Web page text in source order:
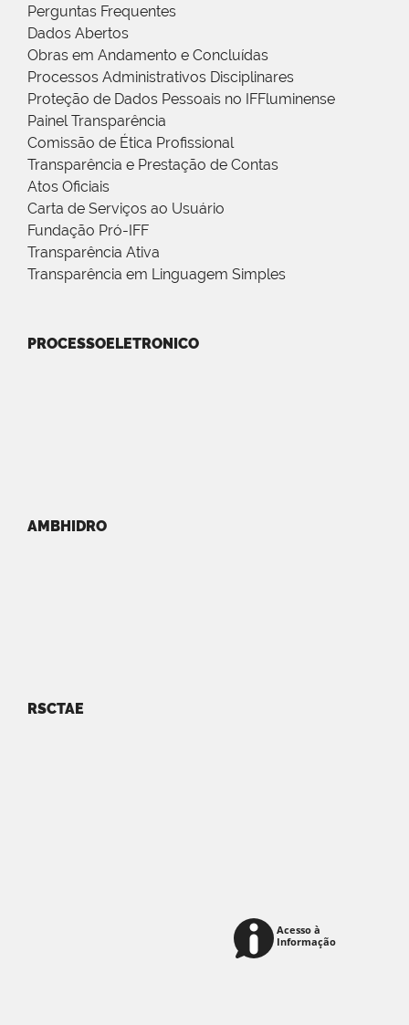
Perguntas Frequentes
Dados Abertos
Obras em Andamento e Concluídas
Processos Administrativos Disciplinares
Proteção de Dados Pessoais no IFFluminense
Painel Transparência
Comissão de Ética Profissional
Transparência e Prestação de Contas
Atos Oficiais
Carta de Serviços ao Usuário
Fundação Pró-IFF
Transparência Ativa
Transparência em Linguagem Simples
PROCESSOELETRONICO
AMBHIDRO
RSCTAE